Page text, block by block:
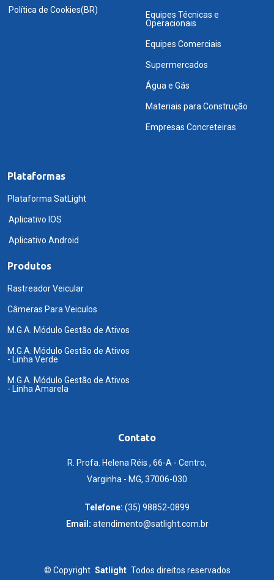
Política de Cookies(BR)
Equipes Técnicas e
Operacionais
Equipes Comerciais
Supermercados
Água e Gás
Materiais para Construção
Empresas Concreteiras
Plataformas
Plataforma SatLight
Aplicativo IOS
Aplicativo Android
Produtos
Rastreador Veicular
Câmeras Para Veiculos
M.G.A. Módulo Gestão de Ativos
M.G.A. Módulo Gestão de Ativos
- Linha Verde
M.G.A. Módulo Gestão de Ativos
- Linha Amarela
Contato
R. Profa. Helena Réis , 66-A - Centro,
Varginha - MG, 37006-030
Telefone: (35) 98852-0899
Email: atendimento@satlight.com.br
© Copyright Satlight Todos direitos reservados